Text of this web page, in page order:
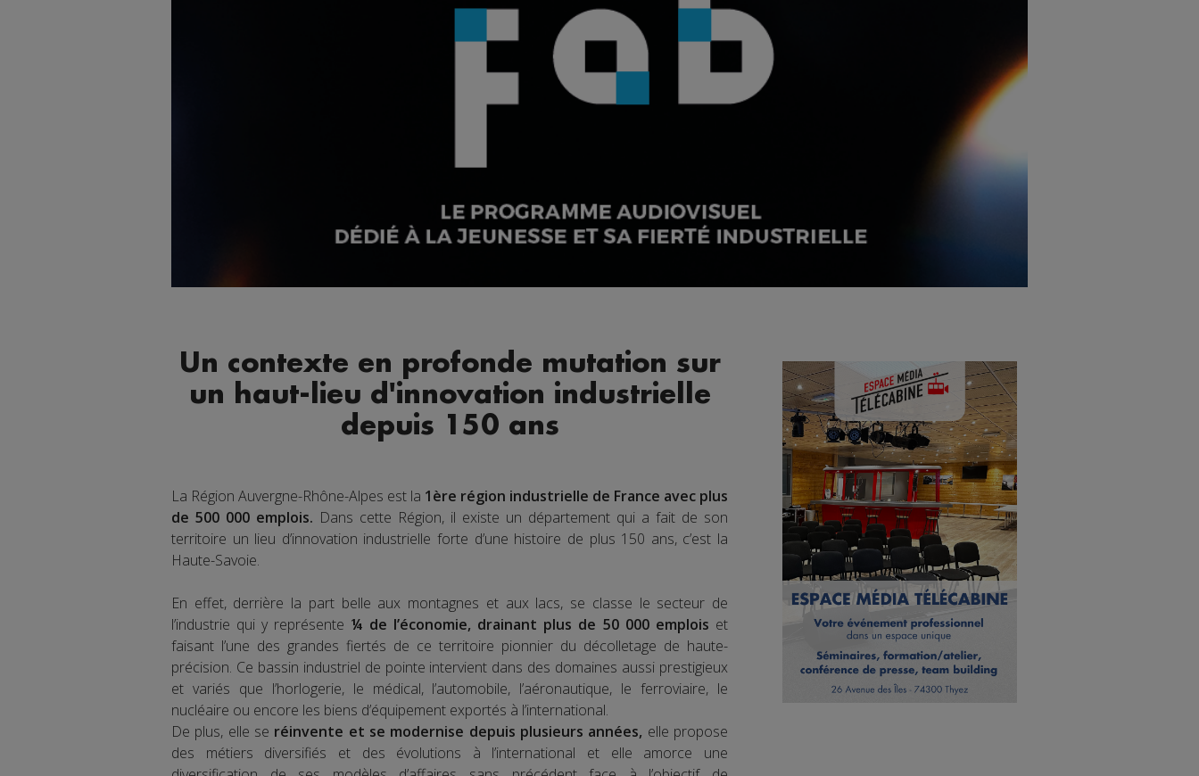
Un contexte en profonde mutation sur
un haut-lieu d'innovation industrielle
depuis 150 ans
La Région Auvergne-Rhône-Alpes est la 1ère région industrielle de France avec plus
de 500 000 emplois. Dans cette Région, il existe un département qui a fait de son
territoire un lieu d’innovation industrielle forte d’une histoire de plus 150 ans, c’est la
Haute-Savoie.
En effet, derrière la part belle aux montagnes et aux lacs, se classe le secteur de
l’industrie qui y représente ¼ de l’économie, drainant plus de 50 000 emplois et
faisant l’une des grandes fiertés de ce territoire pionnier du décolletage de haute-
précision. Ce bassin industriel de pointe intervient dans des domaines aussi prestigieux
et variés que l’horlogerie, le médical, l’automobile, l’aéronautique, le ferroviaire, le
nucléaire ou encore les biens d’équipement exportés à l’international.
De plus, elle se réinvente et se modernise depuis plusieurs années, elle propose
des métiers diversifiés et des évolutions à l’international et elle amorce une